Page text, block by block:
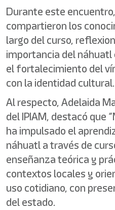
Durante este
compartieron los
largo del curso,
importancia del náhuatl
el fortalecimiento del
con la identidad cultural.
Al respecto, Adelaida
del IPIAM, destacó que
ha impulsado el
náhuatl a través de
enseñanza teórica y
contextos locales y
uso cotidiano, con
del estado.